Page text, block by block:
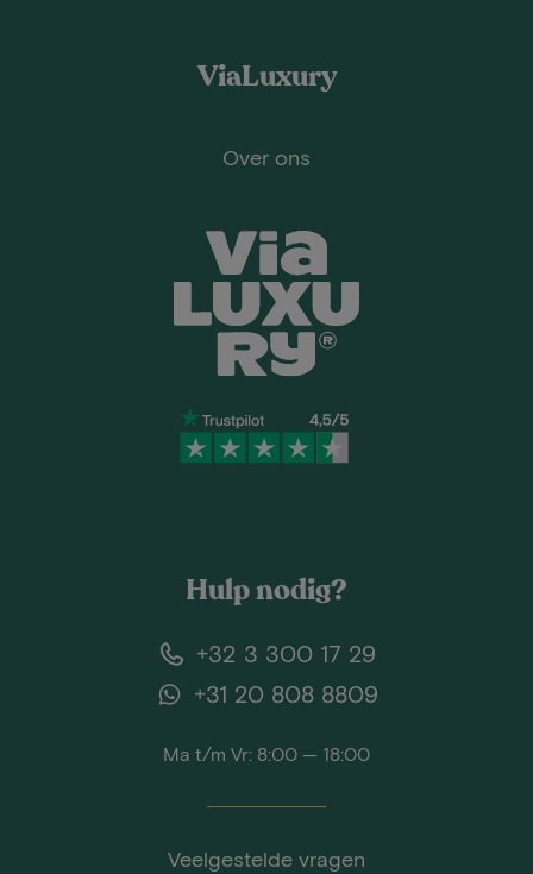
ViaLuxury
Over ons
Hulp nodig?
+32 3 300 17 29
+31 20 808 8809
Ma t/m Vr: 8:00 — 18:00
Veelgestelde vragen